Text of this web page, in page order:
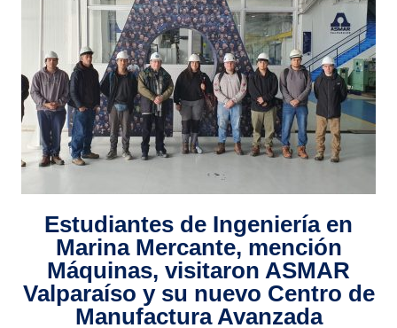
Estudiantes de Ingeniería en
Marina Mercante, mención
Máquinas, visitaron ASMAR
Valparaíso y su nuevo Centro de
Manufactura Avanzada